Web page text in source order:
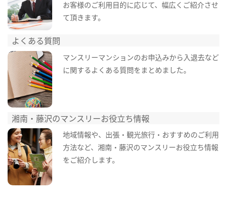
お客様のご利用目的に応じて、幅広くご紹介させ
て頂きます。
よくある質問
マンスリーマンションのお申込みから入退去など
に関するよくある質問をまとめました。
湘南・藤沢のマンスリーお役立ち情報
地域情報や、出張・観光旅行・おすすめのご利用
方法など、湘南・藤沢のマンスリーお役立ち情報
をご紹介します。